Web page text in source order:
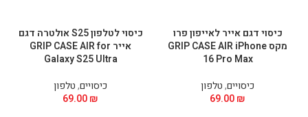
כיסוי דגם אייר לאייפון פרו
מקס GRIP CASE AIR iPhone
16 Pro Max
כיסויים,טלפון
69.00₪
כיסוי לטלפון S25 אולטרה דגם
אייר GRIP CASE AIR for
Galaxy S25 Ultra
כיסויים,טלפון
69.00₪